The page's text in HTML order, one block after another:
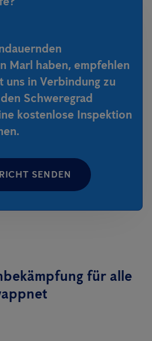
Marl haben, empfehlen
uns in Verbindung zu
Schweregrad
kostenlose Inspektion
SENDEN
für alle